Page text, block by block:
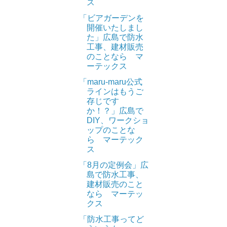
ス
「ビアガーデンを
開催いたしまし
た」広島で防水
工事、建材販売
のことなら マ
ーテックス
「maru-maru公式
ラインはもうご
存じです
か！？」広島で
DIY、ワークショ
ップのことな
ら マーテック
ス
「8月の定例会」広
島で防水工事、
建材販売のこと
なら マーテッ
クス
「防水工事ってど